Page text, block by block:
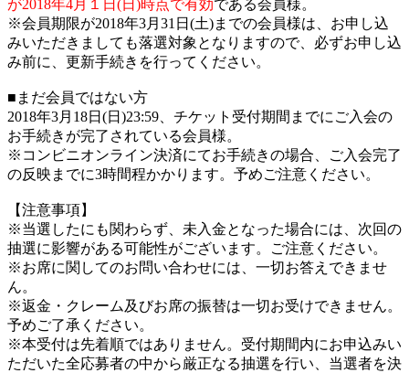
が2018年4月１日(日)時点で有効である会員様。
※会員期限が2018年3月31日(土)までの会員様は、お申し込
みいただきましても落選対象となりますので、必ずお申し込
み前に、更新手続きを行ってください。
■まだ会員ではない方
2018年3月18日(日)23:59、チケット受付期間までにご入会の
お手続きが完了されている会員様。
※コンビニオンライン決済にてお手続きの場合、ご入会完了
の反映までに3時間程かかります。予めご注意ください。
【注意事項】
※当選したにも関わらず、未入金となった場合には、次回の
抽選に影響がある可能性がございます。ご注意ください。
※お席に関してのお問い合わせには、一切お答えできませ
ん。
※返金・クレーム及びお席の振替は一切お受けできません。
予めご了承ください。
※本受付は先着順ではありません。受付期間内にお申込みい
ただいた全応募者の中から厳正なる抽選を行い、当選者を決